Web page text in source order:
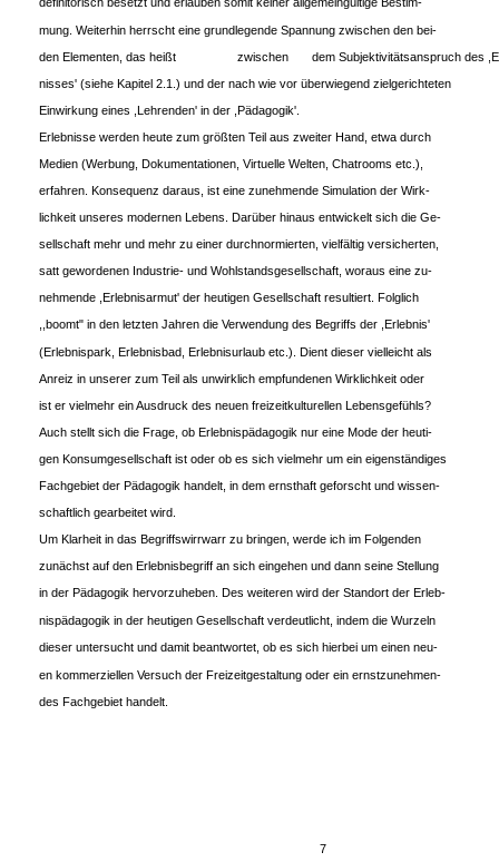
7
definitorisch besetzt und erlauben somit keiner allgemeingültige Bestim-
mung. Weiterhin herrscht eine grundlegende Spannung zwischen den bei-
den Elementen, das heißt zwischen dem Subjektivitätsanspruch des
nisses' (siehe Kapitel 2.1.) und der nach wie vor überwiegend zielgerichteten
Einwirkung eines ,Lehrenden' in der ,Pädagogik'.
Erlebnisse werden heute zum größten Teil aus zweiter Hand, etwa durch
Medien (Werbung, Dokumentationen, Virtuelle Welten, Chatrooms etc.),
erfahren. Konsequenz daraus, ist eine zunehmende Simulation der Wirk-
lichkeit unseres modernen Lebens. Darüber hinaus entwickelt sich die Ge-
sellschaft mehr und mehr zu einer durchnormierten, vielfältig versicherten,
satt gewordenen Industrie- und Wohlstandsgesellschaft, woraus eine zu-
nehmende ,Erlebnisarmut' der heutigen Gesellschaft resultiert. Folglich
,,boomt" in den letzten Jahren die Verwendung des Begriffs der ,Erlebnis'
(Erlebnispark, Erlebnisbad, Erlebnisurlaub etc.). Dient dieser vielleicht als
Anreiz in unserer zum Teil als unwirklich empfundenen Wirklichkeit oder
ist er vielmehr ein Ausdruck des neuen freizeitkulturellen Lebensgefühls?
Auch stellt sich die Frage, ob Erlebnispädagogik nur eine Mode der heuti-
gen Konsumgesellschaft ist oder ob es sich vielmehr um ein eigenständiges
Fachgebiet der Pädagogik handelt, in dem ernsthaft geforscht und wissen-
schaftlich gearbeitet wird.
Um Klarheit in das Begriffswirrwarr zu bringen, werde ich im Folgenden
zunächst auf den Erlebnisbegriff an sich eingehen und dann seine Stellung
in der Pädagogik hervorzuheben. Des weiteren wird der Standort der Erleb-
nispädagogik in der heutigen Gesellschaft verdeutlicht, indem die Wurzeln
dieser untersucht und damit beantwortet, ob es sich hierbei um einen neu-
en kommerziellen Versuch der Freizeitgestaltung oder ein ernstzunehmen-
des Fachgebiet handelt.